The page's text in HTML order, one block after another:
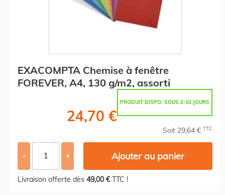
EXACOMPTA Chemise à fenêtre
FOREVER, A4, 130 g/m2, assorti
PRODUIT DISPO. SOUS 2-10 JOURS
24,70 €
Soit 29,64 € TTC
- + Ajouter au panier
Livraison offerte dès 49,00 €TTC !